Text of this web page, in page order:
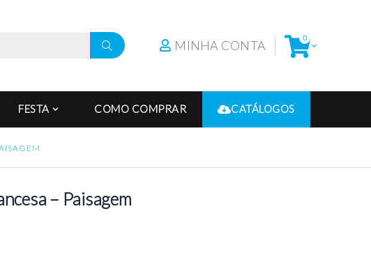
MINHA CONTA 0
FESTA COMO COMPRAR CATÁLOGOS
– Paisagem